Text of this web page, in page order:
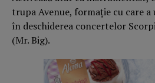
trupa Avenue, formație cu care
în deschiderea concertelor
(Mr. Big).